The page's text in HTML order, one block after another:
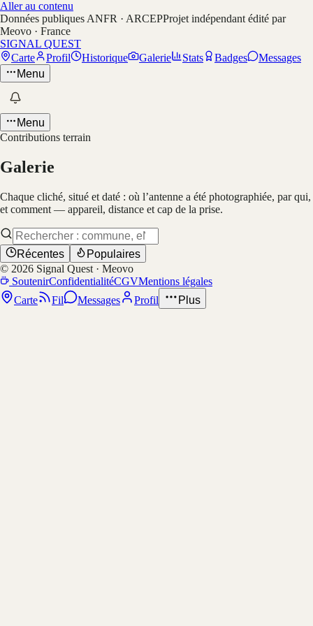
Aller au contenu
Données publiques ANFR · ARCEPProjet indépendant édité par
Meovo · France
SIGNAL QUEST
Carte
Profil Historique Galerie Stats Badges
Messages
Menu
Menu
Contributions terrain
Galerie
Chaque cliché, situé et daté : où l’antenne a été photographiée, par qui,
et comment — appareil, distance et cap de la prise.
Récentes
Populaires
© 2026 Signal Quest · Meovo
SoutenirConfidentialitéCGVMentions légales
Carte
Fil Messages Profil Plus